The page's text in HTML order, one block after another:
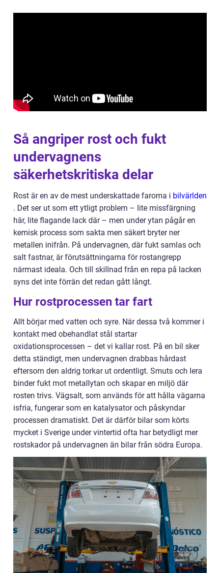
Så angriper rost och fukt
undervagnens
säkerhetskritiska delar
Rost är en av de mest underskattade farorna i bilvärlden
. Det ser ut som ett ytligt problem – lite missfärgning
här, lite flagande lack där – men under ytan pågår en
kemisk process som sakta men säkert bryter ner
metallen inifrån. På undervagnen, där fukt samlas och
salt fastnar, är förutsättningarna för rostangrepp
närmast ideala. Och till skillnad från en repa på lacken
syns det inte förrän det redan gått långt.
Hur rostprocessen tar fart
Allt börjar med vatten och syre. När dessa två kommer i
kontakt med obehandlat stål startar
oxidationsprocessen – det vi kallar rost. På en bil sker
detta ständigt, men undervagnen drabbas hårdast
eftersom den aldrig torkar ut ordentligt. Smuts och lera
binder fukt mot metallytan och skapar en miljö där
rosten trivs. Vägsalt, som används för att hålla vägarna
isfria, fungerar som en katalysator och påskyndar
processen dramatiskt. Det är därför bilar som körts
mycket i Sverige under vintertid ofta har betydligt mer
rostskador på undervagnen än bilar från södra Europa.